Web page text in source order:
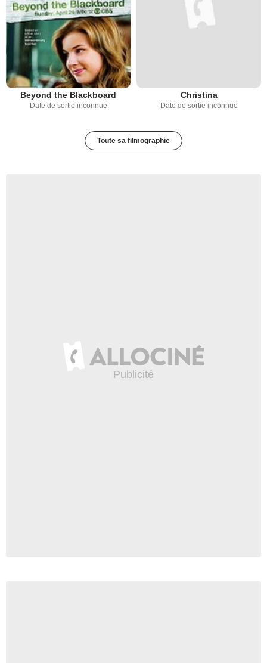
Beyond the Blackboard
Date de sortie inconnue
Christina
Date de sortie inconnue
Toute sa filmographie